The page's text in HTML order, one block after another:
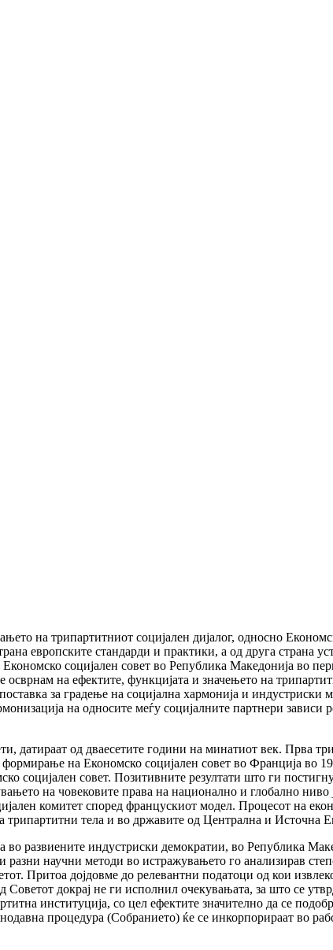
на трипартитниот социјален дијалог, односно
европските стандарди и практики, а од друга страна
социјален совет во Република Македонија во
на ефектитe, функцијата и значењето на
за градење на социјална хармонија и индустриски
на односите меѓу социјалните партнери зависи
датираат од дваесетите години на минатиот век. Прва
на Економско социјален совет во Франција во
социјален совет. Позитивните резултати што ги
на човековите права на национално и глобално ниво
комитет според францускиот модел. Процесот на
трипартитни тела и во државите од Централна и Источна
развиените индустриски демократии, во Република
разни научни методи во истражувањето го анализирав
Притоа дојдовме до релевантни податоци од кои
докрај не ги исполнил очекувањата, за што се
институција, со цел ефектите значително да се
процедура (Собранието) ќе се инкорпорираат во